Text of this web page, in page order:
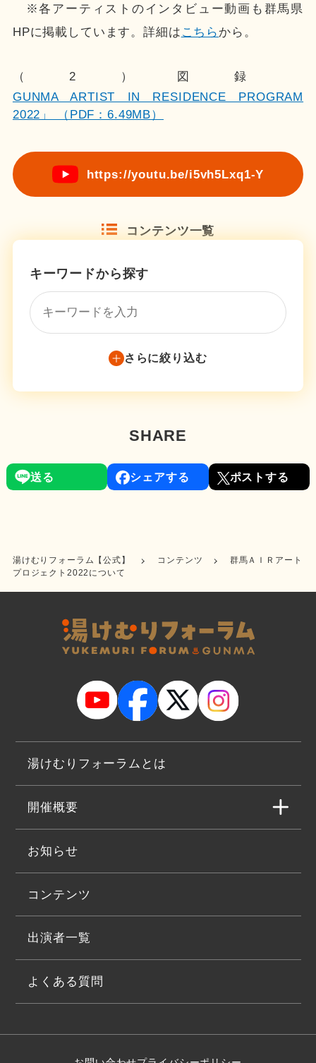
※各アーティストのインタビュー動画も群馬県
HPに掲載しています。詳細は こちら から。
（2）図録
GUNMA ARTIST IN RESIDENCE PROGRAM
2022」 （PDF：6.49MB）
https://youtu.be/i5vh5Lxq1-Y
コンテンツ一覧
キーワードから探す
さらに絞り込む
SHARE
送る シェアする ポストする
湯けむりフォーラム【公式】 コンテンツ
群馬ＡＩＲアート
プロジェクト2022について
湯けむりフォーラムとは
開催概要
お知らせ
コンテンツ
出演者一覧
よくある質問